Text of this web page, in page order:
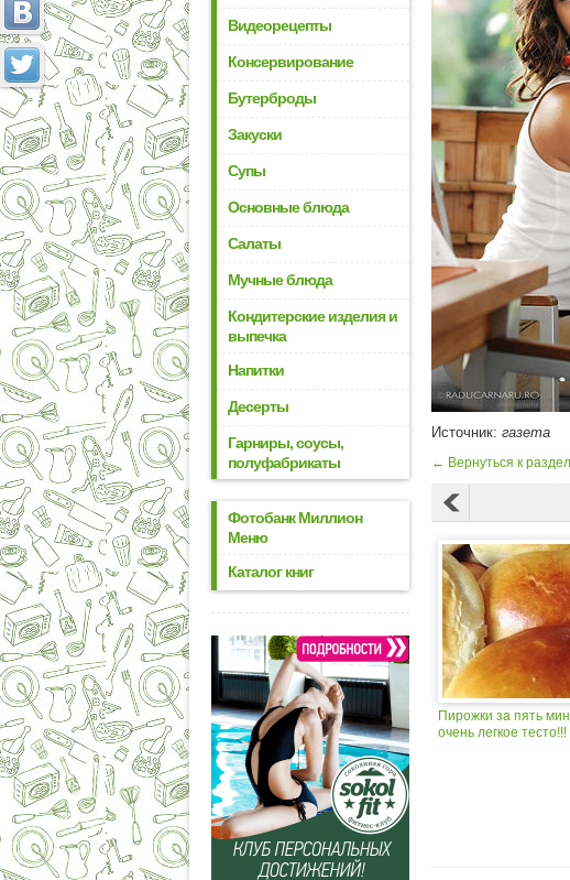
Видеорецепты
Консервирование
Бутерброды
Закуски
Супы
Основные блюда
Салаты
Мучные блюда
Кондитерские изделия и
выпечка
Напитки
Десерты
Гарниры, соусы,
полуфабрикаты
Фотобанк Миллион
Меню
Каталог книг
Источник: газета
← Вернуться к
Пирожки за пять
очень легкое тесто!!!